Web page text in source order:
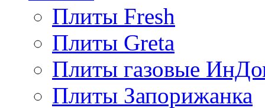
Плиты Fresh
Плиты Greta
Плиты газовые
Плиты Запорижанка